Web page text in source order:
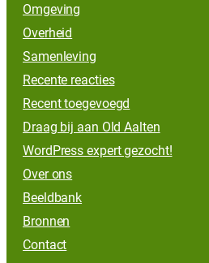
Omgeving
Overheid
Samenleving
Recente reacties
Recent toegevoegd
Draag bij aan Old Aalten
WordPress expert gezocht!
Over ons
Beeldbank
Bronnen
Contact